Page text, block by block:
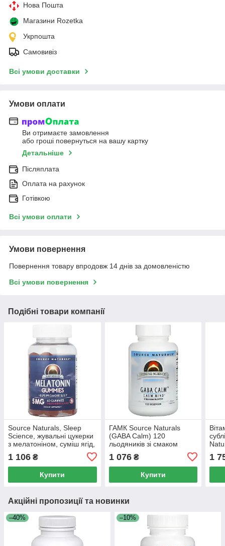
Нова Пошта
Магазини Rozetka
Укрпошта
Самовивіз
Всі умови доставки
Умови оплати
Ви отримаєте замовлення
або гроші повернуться на вашу картку
Детальніше
Післяплата
Оплата на рахунок
Готівкою
Всі умови оплати
Умови повернення
Повернення товару впродовж 14 днів за домовленістю
Всі умови повернення
Подібні товари компанії
Source Naturals, Sleep
Science, жувальні цукерки
з мелатоніном, суміш ягід,
цукерок
1 106 ₴
Купити
ГАМК Source Naturals
(GABA Calm) 120
льодяників зі смаком
1 076₴
Купити
1
Акційні пропозиції та новинки
–40% –10%